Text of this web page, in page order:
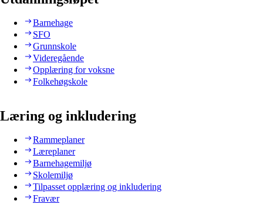
Barnehage
SFO
Grunnskole
Videregående
Opplæring for voksne
Folkehøgskole
Læring og inkludering
Rammeplaner
Læreplaner
Barnehagemiljø
Skolemiljø
Tilpasset opplæring og inkludering
Fravær